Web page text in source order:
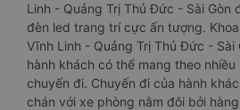
Linh - Quảng Trị Thủ Đức - Sài Gòn
đèn led trang trí cực ấn tượng.
Vĩnh Linh - Quảng Trị Thủ Đức - Sài
hành khách có thể mang theo
chuyến đi. Chuyến đi của hành
chán với xe phòng nằm đôi bởi